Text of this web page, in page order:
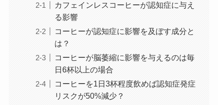
カフェインレスコーヒーが認知症に与え
る影響
コーヒーが認知症に影響を及ぼす成分と
は？
コーヒーが脳萎縮に影響を与えるのは毎
日6杯以上の場合
コーヒーを1日3杯程度飲めば認知症発症
リスクが50%減少？